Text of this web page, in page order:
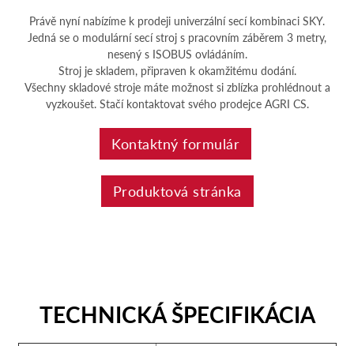
Právě nyní nabízíme k prodeji univerzální secí kombinaci SKY.
Jedná se o modulární secí stroj s pracovním záběrem 3 metry,
nesený s ISOBUS ovládáním.
Stroj je skladem, připraven k okamžitému dodání.
Všechny skladové stroje máte možnost si zblízka prohlédnout a
vyzkoušet. Stačí kontaktovat svého prodejce AGRI CS.
Kontaktný formulár
Produktová stránka
TECHNICKÁ ŠPECIFIKÁCIA